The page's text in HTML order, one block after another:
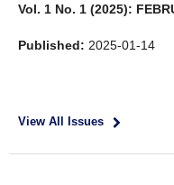
Vol. 1 No. 1 (2025):
Published: 2025-01-14
View All Issues